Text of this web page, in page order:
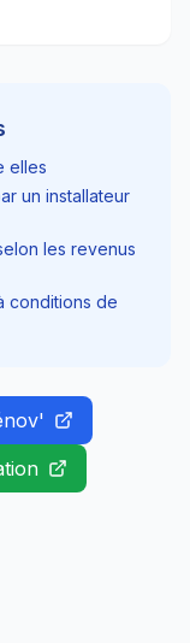
elles
un installateur
les revenus
conditions de